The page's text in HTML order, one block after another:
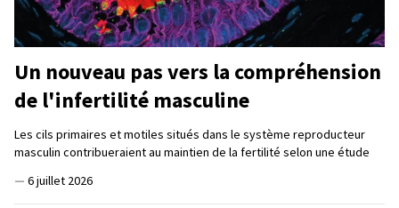
Un nouveau pas vers la compréhension
de l'infertilité masculine
Les cils primaires et motiles situés dans le système reproducteur
masculin contribueraient au maintien de la fertilité selon une étude
— 6 juillet 2026